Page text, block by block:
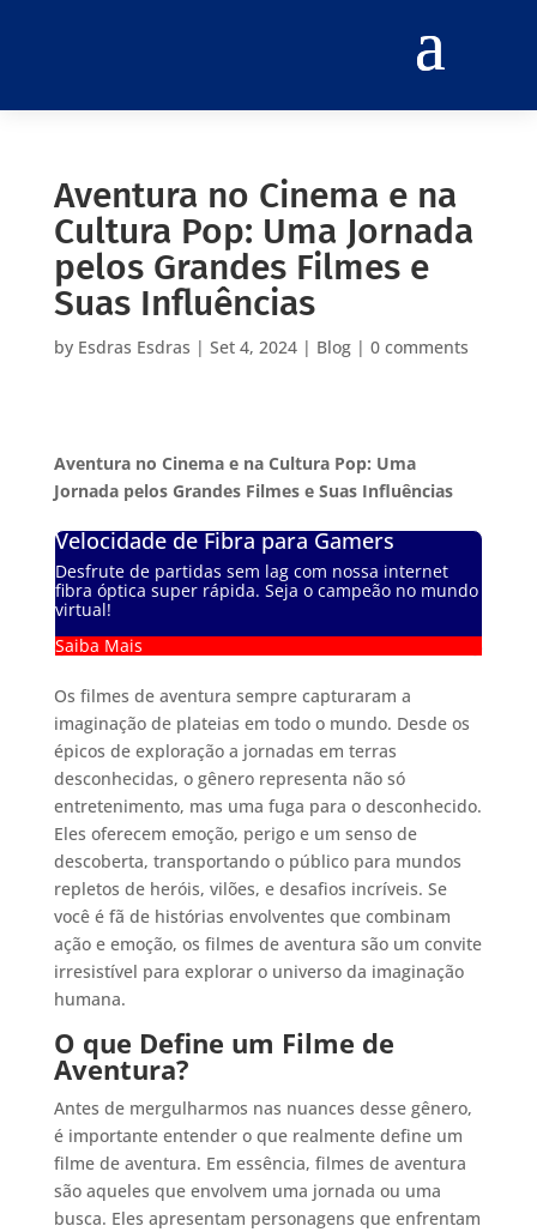
Aventura no Cinema e na
Cultura Pop: Uma Jornada
pelos Grandes Filmes e
Suas Influências
by Esdras Esdras | Set 4, 2024| Blog| 0 comments
Aventura no Cinema e na Cultura Pop: Uma
Jornada pelos Grandes Filmes e Suas Influências
Velocidade de Fibra para Gamers
Desfrute de partidas sem lag com nossa internet
fibra óptica super rápida. Seja o campeão no mundo
virtual!
Saiba Mais
Os filmes de aventura sempre capturaram a
imaginação de plateias em todo o mundo. Desde os
épicos de exploração a jornadas em terras
desconhecidas, o gênero representa não só
entretenimento, mas uma fuga para o desconhecido.
Eles oferecem emoção, perigo e um senso de
descoberta, transportando o público para mundos
repletos de heróis, vilões, e desafios incríveis. Se
você é fã de histórias envolventes que combinam
ação e emoção, os filmes de aventura são um convite
irresistível para explorar o universo da imaginação
humana.
O que Define um Filme de
Aventura?
Antes de mergulharmos nas nuances desse gênero,
é importante entender o que realmente define um
filme de aventura. Em essência, filmes de aventura
são aqueles que envolvem uma jornada ou uma
busca. Eles apresentam personagens que enfrentam